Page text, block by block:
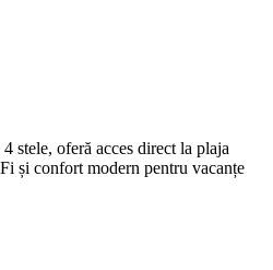
stele, oferă acces direct la plaja
și confort modern pentru vacanțe